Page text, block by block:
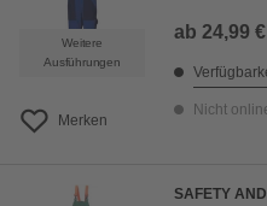
Weitere
Ausführungen
Merken
ab 24,99 €
Nicht
SAFETY